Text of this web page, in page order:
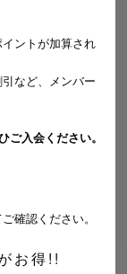
ントが加算され
など、メンバー
ご入会ください。
確認ください。
お得!!